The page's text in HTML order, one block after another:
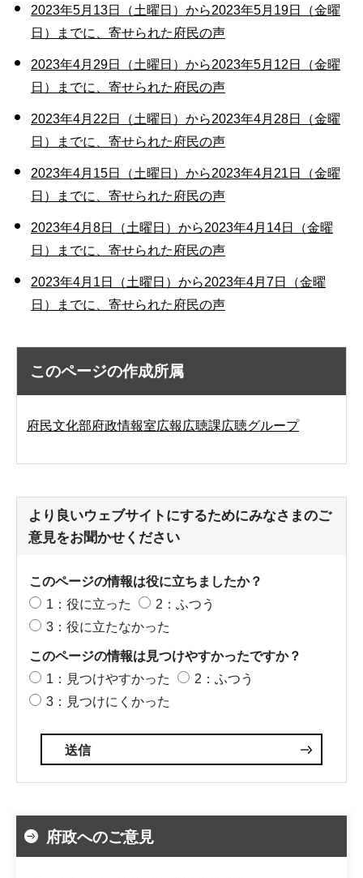
2023年5月13日（土曜日）から2023年5月19日（金曜
日）までに、寄せられた府民の声
2023年4月29日（土曜日）から2023年5月12日（金曜
日）までに、寄せられた府民の声
2023年4月22日（土曜日）から2023年4月28日（金曜
日）までに、寄せられた府民の声
2023年4月15日（土曜日）から2023年4月21日（金曜
日）までに、寄せられた府民の声
2023年4月8日（土曜日）から2023年4月14日（金曜
日）までに、寄せられた府民の声
2023年4月1日（土曜日）から2023年4月7日（金曜
日）までに、寄せられた府民の声
このページの作成所属
府民文化部府政情報室広報広聴課広聴グループ
より良いウェブサイトにするためにみなさまのご
意見をお聞かせください
このページの情報は役に立ちましたか？
1：役に立った
2：ふつう
3：役に立たなかった
このページの情報は見つけやすかったですか？
1：見つけやすかった
2：ふつう
3：見つけにくかった
府政へのご意見